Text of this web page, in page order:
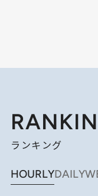
ランキング
HOURLYDAILY